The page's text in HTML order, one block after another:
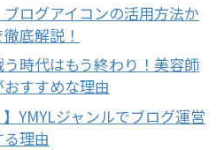
ブログアイコンの活用方法か
底解説！
時代はもう終わり！美容師
すすめな理由
】YMYLジャンルでブログ運営
理由